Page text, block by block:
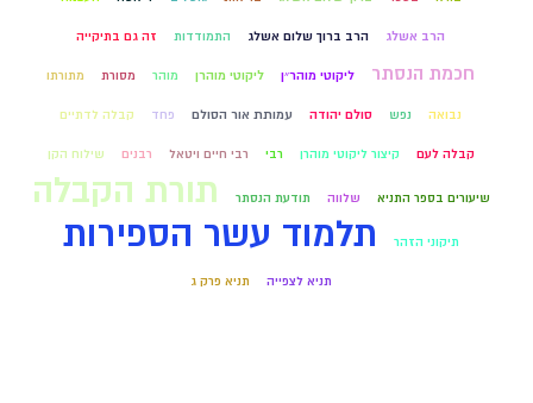
הרב אשלג הרב ברוך שלום אשלג התמודדות זה גם בתיקייה
חכמת הנסתר ליקוטי מוהר״ן ליקוטי מוהרן מוהר מסורת מתורתו
נבואה נפש סולם יהודה עמותת אור הסולם פחד קבלה לדתיים
קבלה לעם קיצור ליקוטי מוהרן רבי רבי חיים ויטאל רבנים שילוח הקן
שיעורים בספר התניא שלווה תודעת הנסתר תורת הקבלה
תיקוני הזהר תלמוד עשר הספירות
תניא לצפייה תניא פרק ג